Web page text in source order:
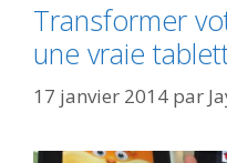
Transformer
une vraie
17 janvier 2014 par